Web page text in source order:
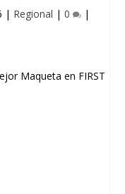
| Regional | 0 |